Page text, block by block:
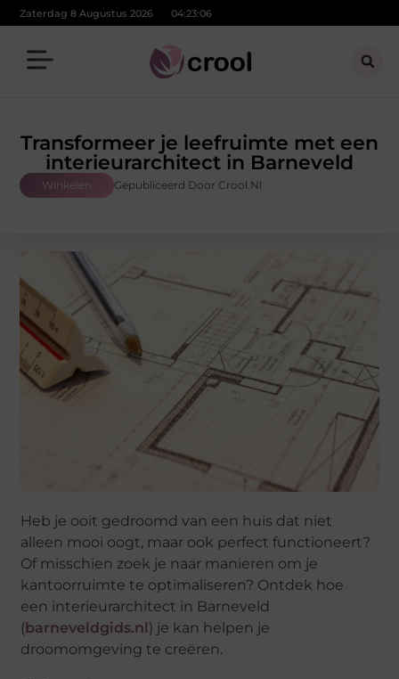
Zaterdag 8 Augustus 2026 04:23:08
Transformeer je leefruimte met een
interieurarchitect in Barneveld
Winkelen Gepubliceerd Door Crool.nl
Heb je ooit gedroomd van een huis dat niet
alleen mooi oogt, maar ook perfect functioneert?
Of misschien zoek je naar manieren om je
kantoorruimte te optimaliseren? Ontdek hoe
een interieurarchitect in Barneveld
(barneveldgids.nl) je kan helpen je
droomomgeving te creëren.